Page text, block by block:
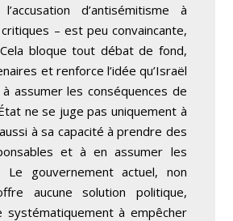
d’antisémitisme à
– est peu convaincante,
bloque tout débat de fond,
et renforce l’idée qu’Israël
assumer les conséquences de
ne se juge pas uniquement à
à sa capacité à prendre des
et à en assumer les
Le gouvernement actuel, non
aucune solution politique,
systématiquement à empêcher